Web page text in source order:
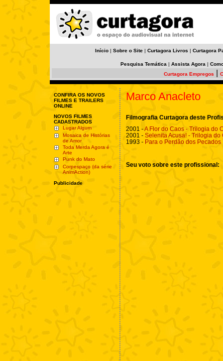
Início | Sobre o Site | Curtagora Livros | Curtagora
Pesquisa Temática | Assista Agora |
Curtagora Empregos
CONFIRA OS NOVOS
FILMES E TRAILERS
ONLINE
NOVOS FILMES
CADASTRADOS
Lugar Algum
Mosaica de Histórias
de Amor
Toda Merda Agora é
Arte
Punk do Mato
Corpespaço (da série
AnimAction)
Publicidade
Marco Anacleto
Filmografia Curtagora deste
2001 -A Flor do Caos - Trilogia do
2001 - Selenita Acusa! - Trilogia do
1993 - Para o Perdão dos Pecados
Seu voto sobre este profissional: